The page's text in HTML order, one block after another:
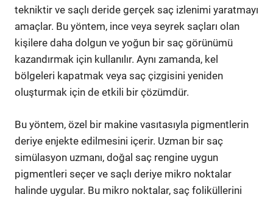
tekniktir ve saçlı deride gerçek saç izlenimi yaratmayı
amaçlar. Bu yöntem, ince veya seyrek saçları olan
kişilere daha dolgun ve yoğun bir saç görünümü
kazandırmak için kullanılır. Aynı zamanda, kel
bölgeleri kapatmak veya saç çizgisini yeniden
oluşturmak için de etkili bir çözümdür.
Bu yöntem, özel bir makine vasıtasıyla pigmentlerin
deriye enjekte edilmesini içerir. Uzman bir saç
simülasyon uzmanı, doğal saç rengine uygun
pigmentleri seçer ve saçlı deriye mikro noktalar
halinde uygular. Bu mikro noktalar, saç foliküllerini